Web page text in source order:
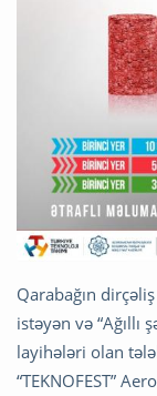
Qarabağın
istəyən və “Ağıllı
layihələri olan
“TEKNOFEST”